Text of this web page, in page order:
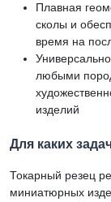
Плавная
сколы и
время на
любыми
изделий
Для каких
Токарный резец
миниатюрных